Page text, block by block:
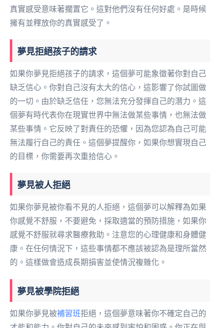
真實感受意味著擱置它。這對他們沒有任何好處。是時候
擁有並釋放你的真實感受了。
夢見拒絕孩子的請求
如果你夢見拒絕孩子的請求，這個夢可能象徵著你對自己
缺乏信心。你對自己沒有太大的信心，這影響了你試圖做
的一切。由於缺乏信任，您無法充分發揮自己的潛力。這
個夢有時代表你在現實世界中無法做某些事情，也無法做
某些事情。它反映了對責任的恐懼，因為您認為自己可能
無法履行自己的責任。這個夢提醒你，如果你想實現自己
的目標，你需要再次重拾信心。
夢見被人拒絕
如果你夢見被你看不見的人拒絕，這個夢可以解釋為如果
你感覺不舒服，不要避免，採取適當的預防措施，如果你
感覺不舒服就尋求醫療救助。注意您的心理健康和身體健
康。在任何情況下，這些事情都不應該被認為是理所當然
的。這樣做會造成長期損害並使情況複雜化。
夢見被學院拒絕
如果你夢見被補習班拒絕，這個夢意味著你不確定自己的